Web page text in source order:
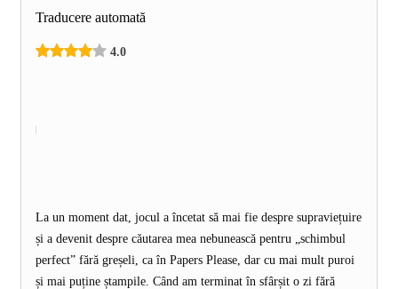
Traducere automată
4.0
La un moment dat, jocul a încetat să mai fie despre supraviețuire
și a devenit despre căutarea mea nebunească pentru „schimbul
perfect” fără greșeli, ca în Papers Please, dar cu mai mult puroi
și mai puține ștampile. Când am terminat în sfârșit o zi fără